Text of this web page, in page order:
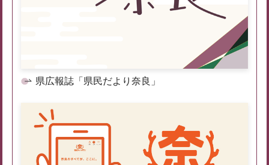
県広報誌「県民だより奈良」